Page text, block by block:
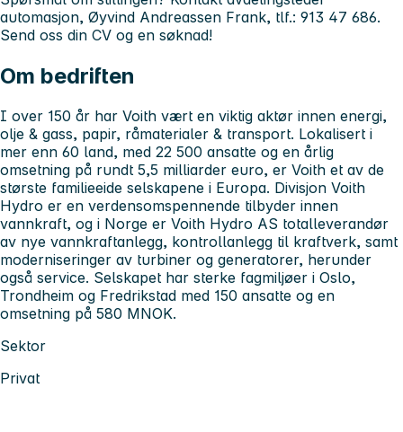
automasjon, Øyvind Andreassen Frank, tlf.: 913 47 686.
Send oss din CV og en søknad!
Om bedriften
I over 150 år har Voith vært en viktig aktør innen energi,
olje & gass, papir, råmaterialer & transport. Lokalisert i
mer enn 60 land, med 22 500 ansatte og en årlig
omsetning på rundt 5,5 milliarder euro, er Voith et av de
største familieeide selskapene i Europa. Divisjon Voith
Hydro er en verdensomspennende tilbyder innen
vannkraft, og i Norge er Voith Hydro AS totalleverandør
av nye vannkraftanlegg, kontrollanlegg til kraftverk, samt
moderniseringer av turbiner og generatorer, herunder
også service. Selskapet har sterke fagmiljøer i Oslo,
Trondheim og Fredrikstad med 150 ansatte og en
omsetning på 580 MNOK.
Sektor
Privat